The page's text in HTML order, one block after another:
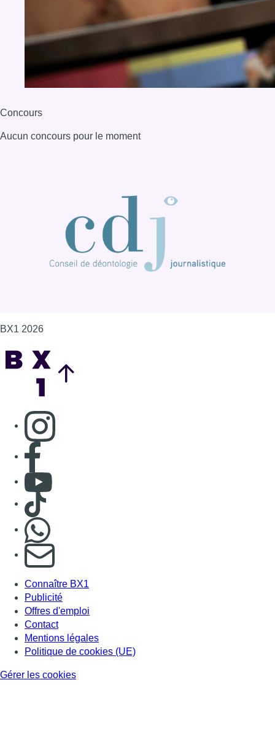
Concours
Aucun concours pour le moment
BX1 2026
Consulter page Instagram
Consulter page Facebook
Consulter Youtube
Consulter TikTok
S'abonner à notre newsletter
Connaître BX1
Publicité
Offres d'emploi
Contact
Mentions légales
Politique de cookies (UE)
Gérer les cookies